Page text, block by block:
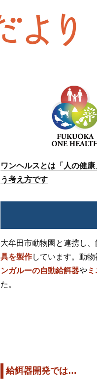
ワンヘルスとは「人の健
う考え方です
大牟田市動物園と連携し
具を製作しています。動
ンガルーの自動給餌器や
た。
給餌器開発では…